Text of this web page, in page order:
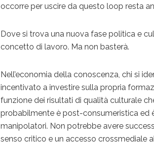
occorre per uscire da questo loop resta
Dove si trova una nuova fase politica e
concetto di lavoro. Ma non basterà.
Nell’economia della conoscenza, chi si
incentivato a investire sulla propria
funzione dei risultati di qualità culturale
probabilmente è post-consumeristica ed
manipolatori. Non potrebbe avere
senso critico e un accesso crossmediale